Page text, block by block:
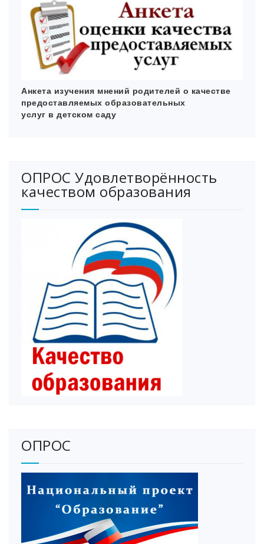
Анкета изучения мнений родителей о качестве
предоставляемых образовательных
услуг в детском саду
ОПРОС Удовлетворённость
качеством образования
ОПРОС